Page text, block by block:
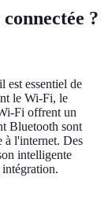
?
est essentiel de
le Wi-Fi, le
Fi offrent un
Bluetooth sont
à l'internet. Des
intelligente